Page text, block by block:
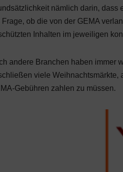
nämlich darin, dass
Frage, ob die von der GEMA
Inhalten im jeweiligen
andere Branchen haben immer
viele Weihnachtsmärkte,
Gebühren zahlen zu müssen.